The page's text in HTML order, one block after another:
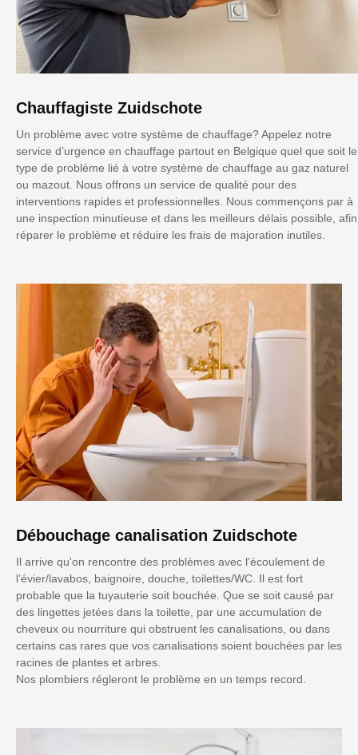
Chauffagiste Zuidschote
Un problème avec votre système de chauffage? Appelez notre
service d’urgence en chauffage partout en Belgique quel que soit le
type de problème lié à votre système de chauffage au gaz naturel
ou mazout. Nous offrons un service de qualité pour des
interventions rapides et professionnelles. Nous commençons par à
une inspection minutieuse et dans les meilleurs délais possible, afin
réparer le problème et réduire les frais de majoration inutiles.
Débouchage canalisation Zuidschote
Il arrive qu'on rencontre des problèmes avec l’écoulement de
l’évier/lavabos, baignoire, douche, toilettes/WC. Il est fort
probable que la tuyauterie soit bouchée. Que se soit causé par
des lingettes jetées dans la toilette, par une accumulation de
cheveux ou nourriture qui obstruent les canalisations, ou dans
certains cas rares que vos canalisations soient bouchées par les
racines de plantes et arbres.
Nos plombiers régleront le problème en un temps record.